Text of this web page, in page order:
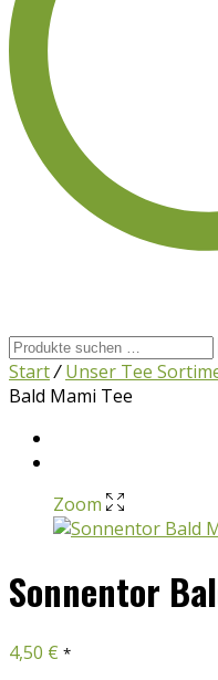
Suchen
nach:
Start/ Unser Tee
Bald Mami Tee
Zoom
Sonnentor
4,50 € *